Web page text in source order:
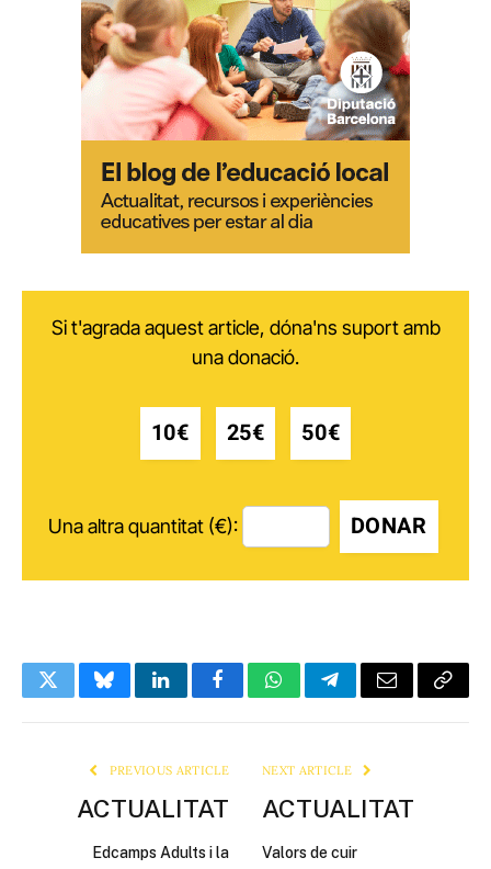
Si t'agrada aquest article, dóna'ns suport amb
una donació.
10€ 25€ 50€
Una altra quantitat (€): DONAR
TwitterBlueskyLinkedInFacebookWhatsAppTelegramEmail Copy
PREVIOUS ARTICLE
ACTUALITAT
Edcamps Adults i la
NEXT ARTICLE
ACTUALITAT
Valors de cuir